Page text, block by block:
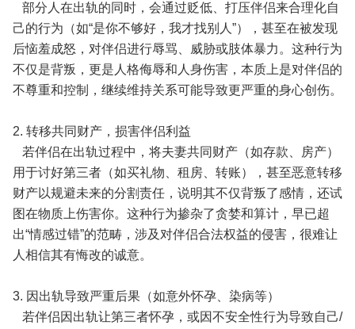
部分人在出轨的同时，会通过贬低、打压伴侣来合理化自
己的行为（如“是你不够好，我才找别人”），甚至在被发现
后恼羞成怒，对伴侣进行辱骂、威胁或肢体暴力。这种行为
不仅是背叛，更是人格侮辱和人身伤害，本质上是对伴侣的
不尊重和控制，继续维持关系可能导致更严重的身心创伤。
2. 转移共同财产，损害伴侣利益
若伴侣在出轨过程中，将夫妻共同财产（如存款、房产）
用于讨好第三者（如买礼物、租房、转账），甚至恶意转移
财产以规避未来的分割责任，说明其不仅背叛了感情，还试
图在物质上伤害你。这种行为掺杂了贪婪和算计，早已超
出“情感过错”的范畴，涉及对伴侣合法权益的侵害，很难让
人相信其有悔改的诚意。
3. 因出轨导致严重后果（如意外怀孕、染病等）
若伴侣因出轨让第三者怀孕，或因不安全性行为导致自己/